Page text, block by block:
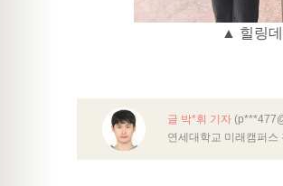
▲ 힐링
글 박*휘 기자
연세대학교 미래캠퍼스